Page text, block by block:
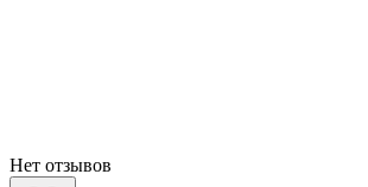
Нет отзывов